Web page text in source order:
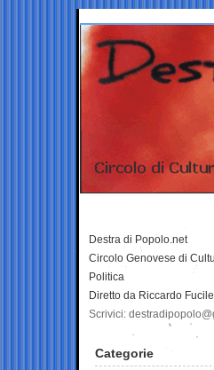
Destra di Popolo.net
Circolo Genovese di
Politica
Diretto da Riccardo Fucile
Scrivici:
Categorie